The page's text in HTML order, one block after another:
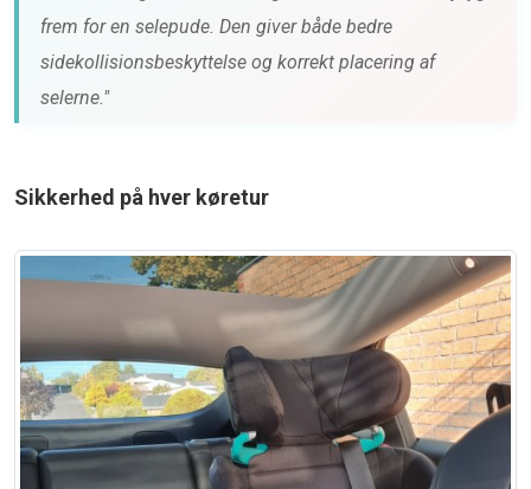
frem for en selepude. Den giver både bedre
sidekollisionsbeskyttelse og korrekt placering af
selerne."
Sikkerhed på hver køretur